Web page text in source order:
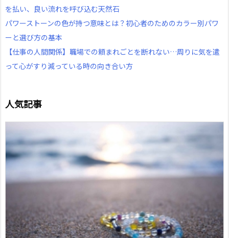
を払い、良い流れを呼び込む天然石
パワーストーンの色が持つ意味とは？初心者のためのカラー別パワ
ーと選び方の基本
【仕事の人間関係】職場での頼まれごとを断れない…周りに気を遣
って心がすり減っている時の向き合い方
人気記事